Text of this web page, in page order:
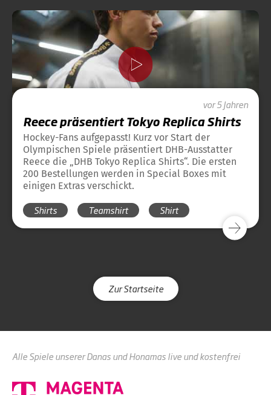
vor 5 Jahren
Reece präsentiert Tokyo Replica Shirts
Hockey-Fans aufgepasst! Kurz vor Start der
Olympischen Spiele präsentiert DHB-Ausstatter
Reece die „DHB Tokyo Replica Shirts“. Die ersten
200 Bestellungen werden in Special Boxes mit
einigen Extras verschickt.
Shirts Teamshirt Shirt
Zur Startseite
Alle Spiele unserer Danas und Honamas live und kostenfrei